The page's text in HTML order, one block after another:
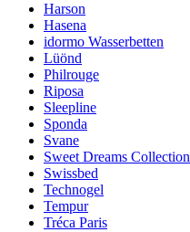
Harson
Hasena
idormo Wasserbetten
Lüönd
Philrouge
Riposa
Sleepline
Sponda
Svane
Sweet Dreams Collection
Swissbed
Technogel
Tempur
Tréca Paris